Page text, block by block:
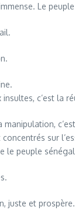
Le
c’est la
manipulation,
sur
le peuple
juste et prospère.